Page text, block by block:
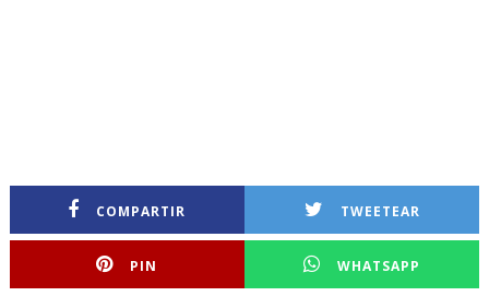
COMPARTIR TWEETEAR
PIN WHATSAPP